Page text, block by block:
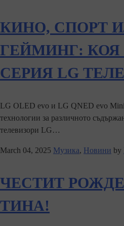
КИНО, СПОРТ
ГЕЙМИНГ: КОЯ
СЕРИЯ LG
LG OLED evo и LG QNED evo
технологии за различното
телевизори LG…
March 04, 2025 Музика, Новини by
ЧЕСТИТ
ТИНА!